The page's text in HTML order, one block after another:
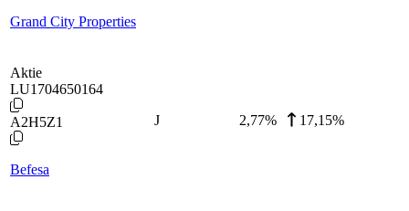
Grand City Properties
Aktie
LU1704650164
A2H5Z1
Befesa
J 2,77% 17,15%